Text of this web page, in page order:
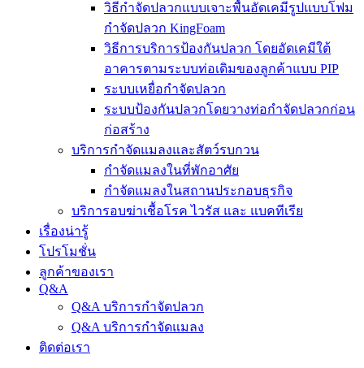
วิธีกำจัดปลวกแบบเจาะพื้นอัดเคมีรูปแบบโฟม
กำจัดปลวก KingFoam
วิธีการบริการป้องกันปลวก โดยอัดเคมีใต้
อาคารตามระบบท่อเดิมของลูกค้าแบบ PIP
ระบบเหยื่อกำจัดปลวก
ระบบป้องกันปลวกโดยวางท่อกำจัดปลวกก่อน
ก่อสร้าง
บริการกำจัดแมลงและสัตว์รบกวน
กำจัดแมลงในที่พักอาศัย
กำจัดแมลงในสถานประกอบธุรกิจ
บริการอบฆ่าเชื้อโรค ไวรัส และ แบคทีเรีย
เรื่องน่ารู้
โปรโมชั่น
ลูกค้าของเรา
Q&A
Q&A บริการกำจัดปลวก
Q&A บริการกำจัดแมลง
ติดต่อเรา